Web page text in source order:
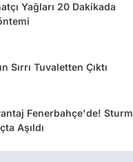
Yağları 20 Dakikada
Sırrı Tuvaletten Çıktı
Fenerbahçe'de! Sturm
Aşıldı